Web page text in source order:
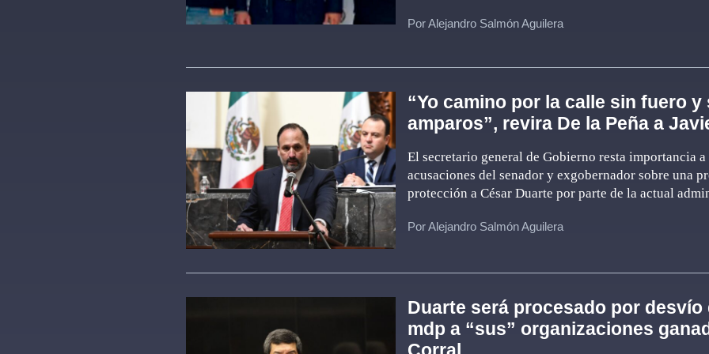
Por Alejandro Salmón Aguilera
“Yo camino por la calle sin fuero y
amparos”, revira De la Peña a
El secretario general de Gobierno resta importancia a
acusaciones del senador y exgobernador sobre una
protección a César Duarte por parte de la actual
Por Alejandro Salmón Aguilera
Duarte será procesado por desvío
mdp a “sus” organizaciones
Corral